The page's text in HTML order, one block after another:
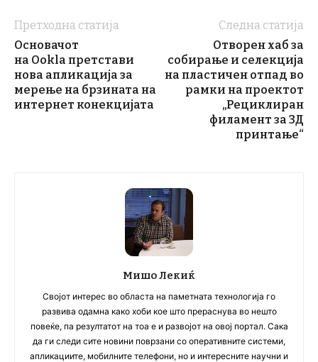
Претходна статија
Основачот
на Ookla претстави
нова апликација за
мерење на брзината на
интернет конекцијата
Следна статија
Отворен хаб за
собирање и селекција
на пластичен отпад во
рамки на проектот
„Рециклиран
филамент за 3Д
принтање“
Мишо Лекиќ
Својот интерес во областа на паметната технологија го
развива одамна како хоби кое што прераснува во нешто
повеќе, па резултатот на тоа е и развојот на овој портал. Сака
да ги следи сите новини поврзани со оперативните системи,
апликациите, мобилните телефони, но и интересните научни и